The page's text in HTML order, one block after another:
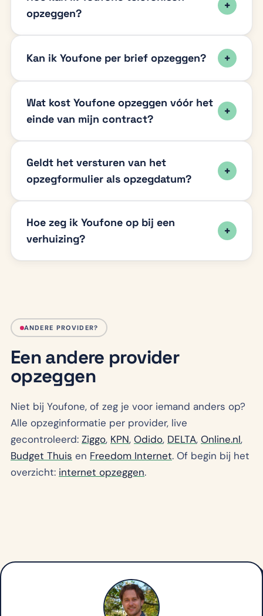
opzeggen?
Kan ik Youfone per brief opzeggen?
Wat kost Youfone opzeggen vóór het
einde van mijn contract?
Geldt het versturen van het
opzegformulier als opzegdatum?
Hoe zeg ik Youfone op bij een
verhuizing?
ANDERE PROVIDER?
Een andere provider
opzeggen
Niet bij Youfone, of zeg je voor iemand anders op?
Alle opzeginformatie per provider, live
gecontroleerd: Ziggo, KPN, Odido, DELTA, Online.nl,
Budget Thuis en Freedom Internet. Of begin bij het
overzicht: internet opzeggen.